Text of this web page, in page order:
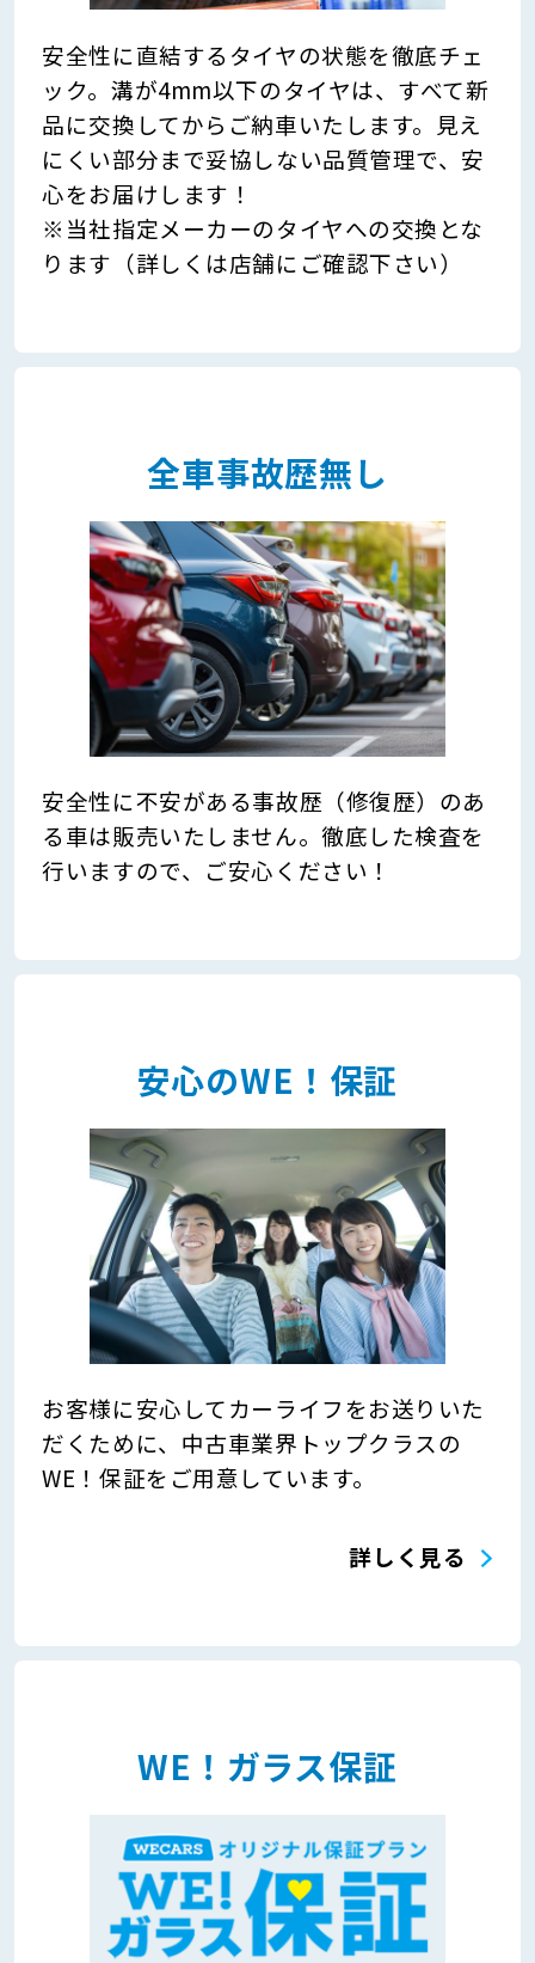
安全性に直結するタイヤの状態を徹底チェ
ック。溝が4mm以下のタイヤは、すべて新
品に交換してからご納車いたします。見え
にくい部分まで妥協しない品質管理で、安
心をお届けします！
※当社指定メーカーのタイヤへの交換とな
ります（詳しくは店舗にご確認下さい）
全車事故歴無し
安全性に不安がある事故歴（修復歴）のあ
る車は販売いたしません。徹底した検査を
行いますので、ご安心ください！
安心のWE！保証
お客様に安心してカーライフをお送りいた
だくために、中古車業界トップクラスの
WE！保証をご用意しています。
詳しく見る
WE！ガラス保証